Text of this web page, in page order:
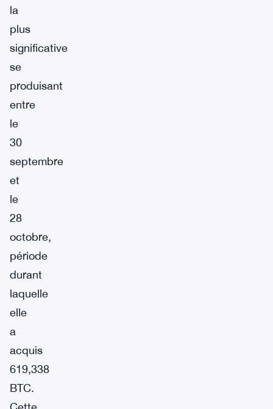
la
plus
significative
se
produisant
entre
le
30
septembre
et
le
28
octobre,
période
durant
laquelle
elle
a
acquis
619,338
BTC.